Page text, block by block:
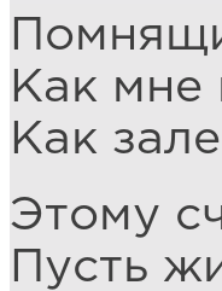
Как мне
Как
Этому
Пусть